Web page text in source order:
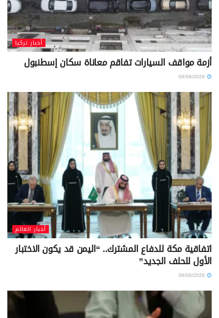
أخبار تركيا
أزمة مواقف السيارات تفاقم معاناة سكان إسطنبول
أخبار العالم
اتفاقية مكة للدفاع المشترك.. “اليمن قد يكون الاختبار
الأول للحلف الجديد”